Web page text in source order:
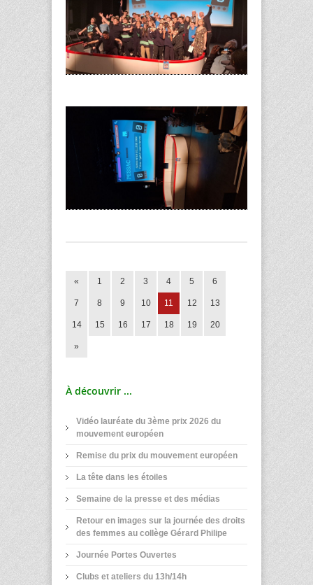
« 1 2 3 4 5 6
7 8 9 10 11 12 13
14 15 16 17 18 19 20
»
À découvrir ...
Vidéo lauréate du 3ème prix 2026 du
mouvement européen
Remise du prix du mouvement européen
La tête dans les étoiles
Semaine de la presse et des médias
Retour en images sur la journée des droits
des femmes au collège Gérard Philipe
Journée Portes Ouvertes
Clubs et ateliers du 13h/14h